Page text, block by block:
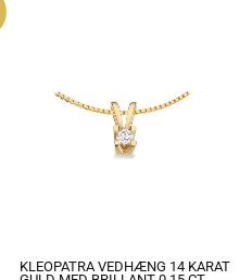
KLEOPATRA VEDHÆNG 14 KARAT